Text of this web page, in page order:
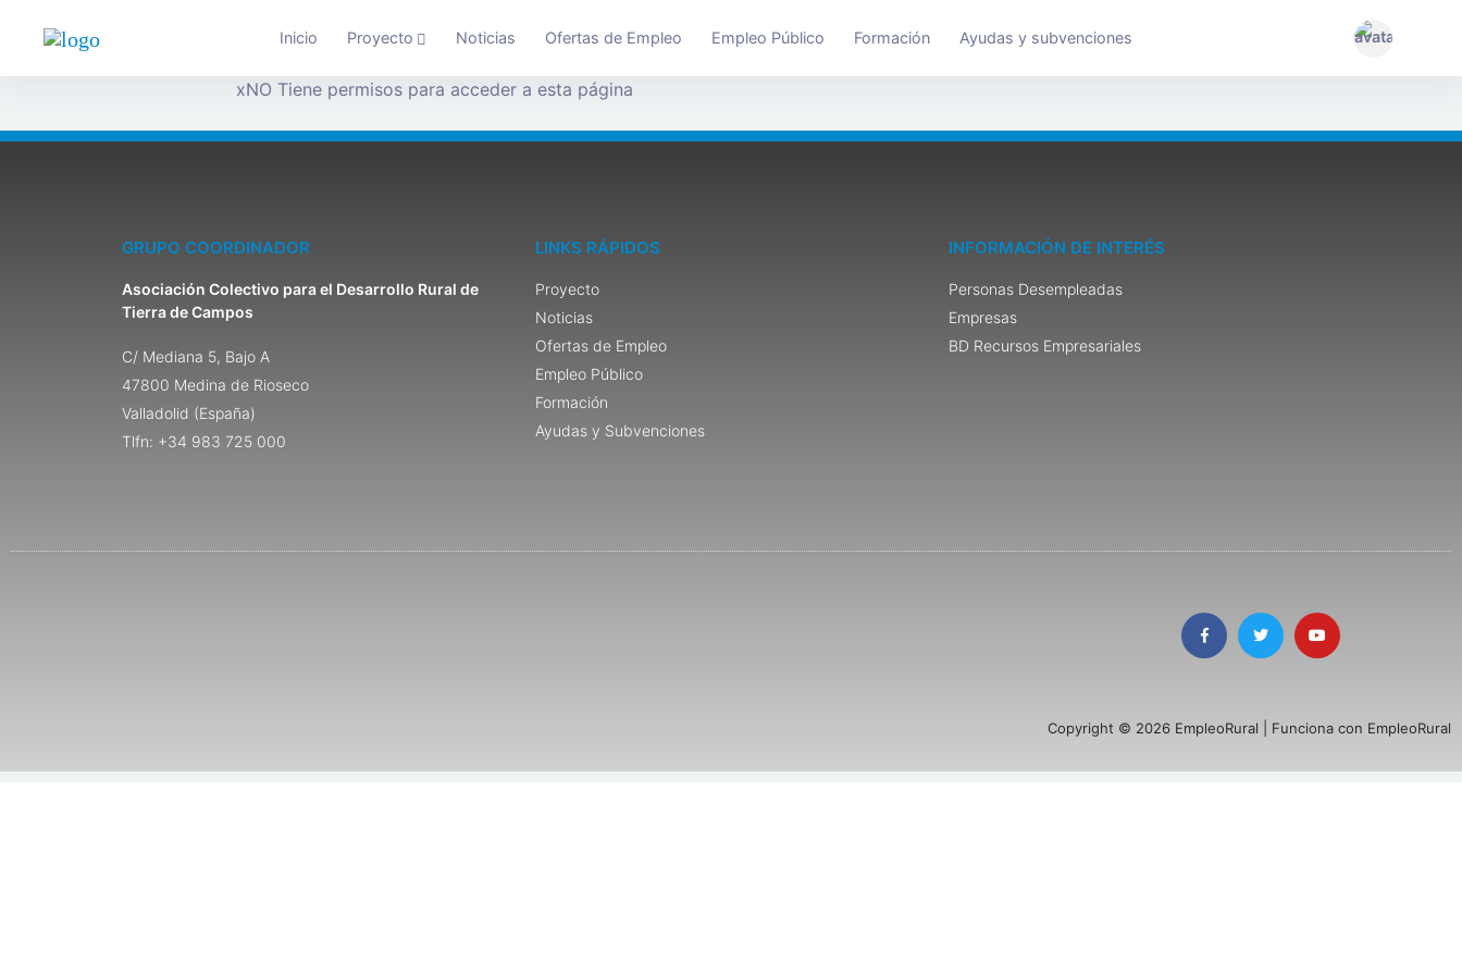
Inicio Proyecto Noticias Ofertas de Empleo Empleo Público Formación Ayudas y subvenciones
xNO Tiene permisos para acceder a esta página
GRUPO COORDINADOR
Asociación Colectivo para el Desarrollo Rural de
Tierra de Campos
C/ Mediana 5, Bajo A
47800 Medina de Rioseco
Valladolid (España)
Tlfn: +34 983 725 000
LINKS RÁPIDOS
Proyecto
Noticias
Ofertas de Empleo
Empleo Público
Formación
Ayudas y Subvenciones
INFORMACIÓN DE INTERÉS
Personas Desempleadas
Empresas
BD Recursos Empresariales
Copyright © 2026 EmpleoRural | Funciona con EmpleoRural